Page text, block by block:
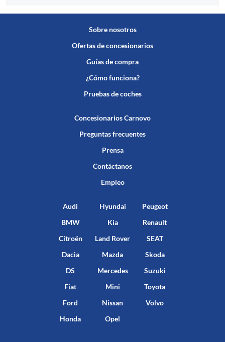
Sobre nosotros
Ofertas de concesionarios
Guías de compra
¿Cómo funciona?
Pruebas de coches
Concesionarios Carnovo
Preguntas frecuentes
Prensa
Contáctanos
Empleo
Audi
BMW
Citroën
Dacia
DS
Fiat
Ford
Honda
Hyundai
Kia
Land Rover
Mazda
Mercedes
Mini
Nissan
Opel
Peugeot
Renault
SEAT
Skoda
Suzuki
Toyota
Volvo